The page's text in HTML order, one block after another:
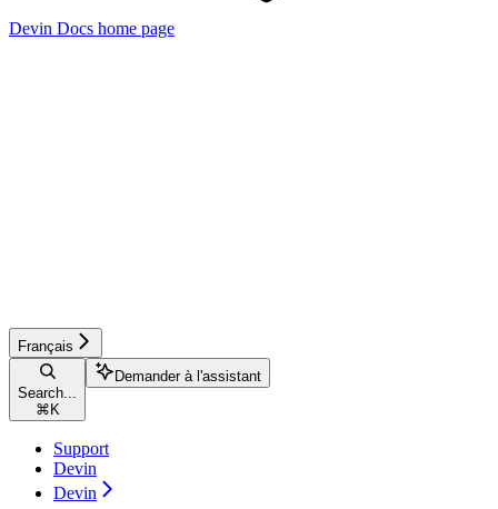
Devin Docs home page
Français
Search...
⌘ K
Demander à l'assistant
Support
Devin
Devin